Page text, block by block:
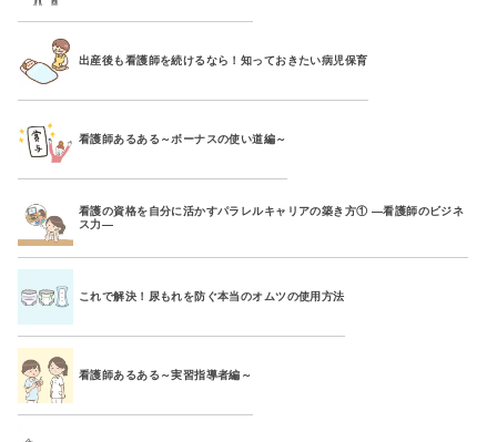
出産後も看護師を続けるなら！知っておきたい病児保育
看護師あるある～ボーナスの使い道編～
看護の資格を自分に活かすパラレルキャリアの築き方① ―看護師のビジネ
ス力―
これで解決！尿もれを防ぐ本当のオムツの使用方法
看護師あるある～実習指導者編～